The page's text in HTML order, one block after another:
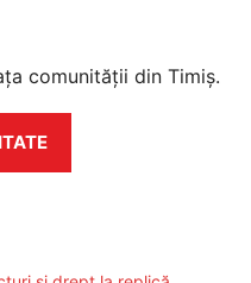
comunității din Timiș.